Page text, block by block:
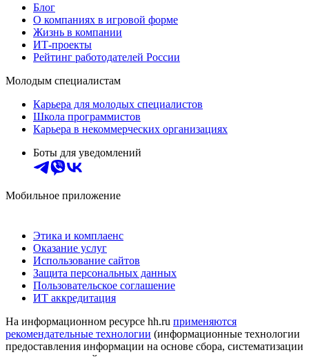
Блог
О компаниях в игровой форме
Жизнь в компании
ИТ-проекты
Рейтинг работодателей России
Молодым специалистам
Карьера для молодых специалистов
Школа программистов
Карьера в некоммерческих организациях
Боты для уведомлений
Мобильное приложение
Этика и комплаенс
Оказание услуг
Использование сайтов
Защита персональных данных
Пользовательское соглашение
ИТ аккредитация
На информационном ресурсе hh.ru применяются
рекомендательные технологии (информационные технологии
предоставления информации на основе сбора, систематизации